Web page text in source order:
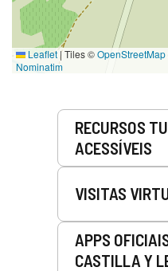
Leaflet |Tiles ©OpenStreetMap
Nominatim
RECURSOS
ACESSÍVEIS
VISITAS
APPS
CASTILLA Y